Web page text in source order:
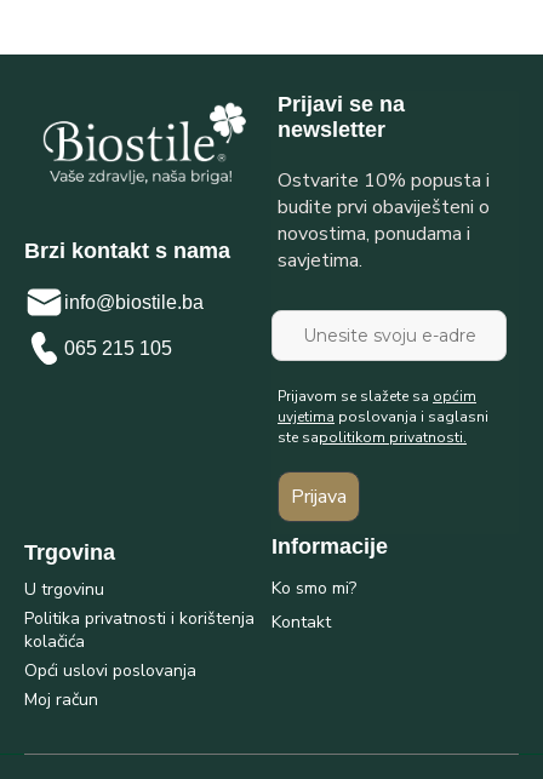
Brzi kontakt s nama
info@biostile.ba
065 215 105
Prijavi se na
newsletter
Ostvarite 10% popusta i
budite prvi obaviješteni o
novostima, ponudama i
savjetima.
Prijavom se slažete sa općim
uvjetima poslovanja i saglasni
ste sapolitikom privatnosti.
Prijava
Trgovina
U trgovinu
Politika privatnosti i korištenja
kolačića
Opći uslovi poslovanja
Moj račun
Informacije
Ko smo mi?
Kontakt